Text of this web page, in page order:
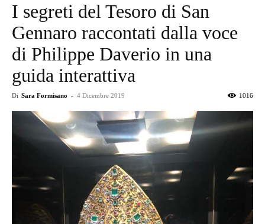
I segreti del Tesoro di San
Gennaro raccontati dalla voce
di Philippe Daverio in una
guida interattiva
Di Sara Formisano - 4 Dicembre 2019 1016